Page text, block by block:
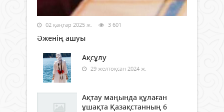
02 қаңтар 2025 ж. 3 601
Әженің ашуы
Ақсұлу
29 желтоқсан 2024 ж.
Ақтау маңында құлаған
ұшақта Қазақстанның 6